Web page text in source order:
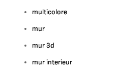
multicolore
mur
mur 3d
mur interieur